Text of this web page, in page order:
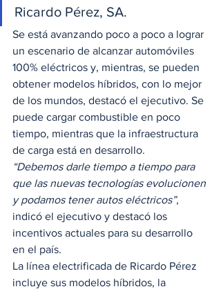
Ricardo Pérez, SA.
Se está avanzando poco a poco a lograr
un escenario de alcanzar automóviles
100% eléctricos y, mientras, se pueden
obtener modelos híbridos, con lo mejor
de los mundos, destacó el ejecutivo. Se
puede cargar combustible en poco
tiempo, mientras que la infraestructura
de carga está en desarrollo.
“Debemos darle tiempo a tiempo para
que las nuevas tecnologías evolucionen
y podamos tener autos eléctricos”,
indicó el ejecutivo y destacó los
incentivos actuales para su desarrollo
en el país.
La línea electrificada de Ricardo Pérez
incluye sus modelos híbridos, la